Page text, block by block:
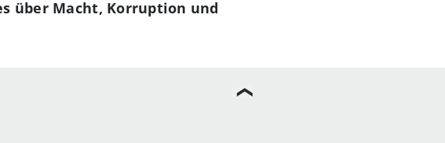
über Macht, Korruption und